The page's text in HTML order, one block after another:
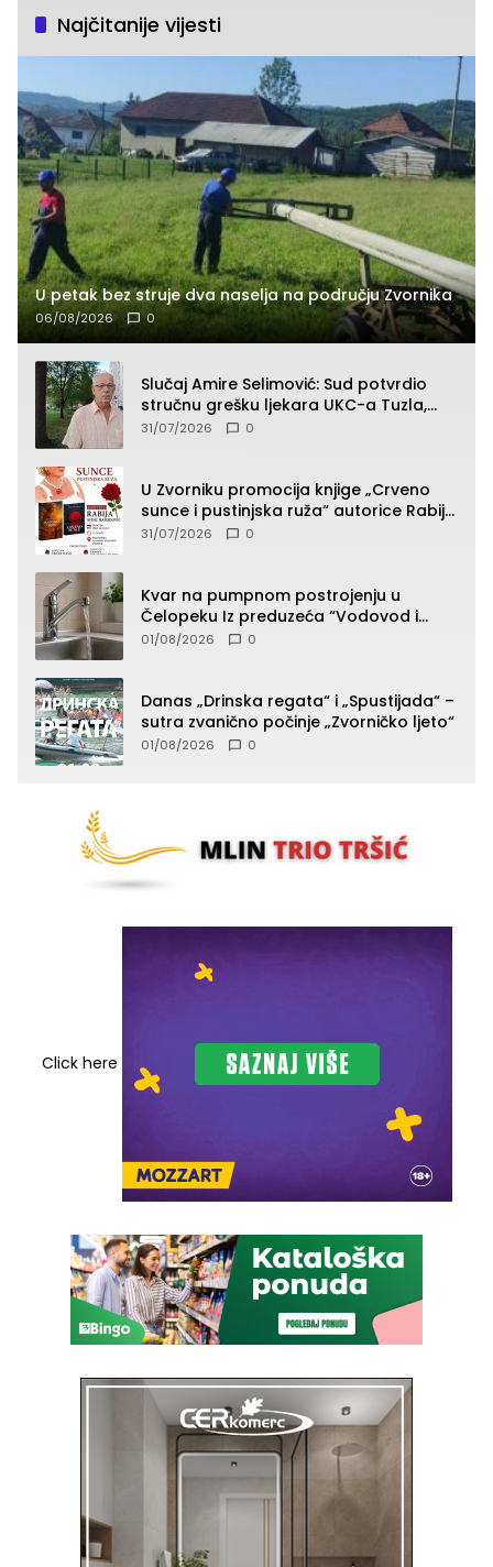
Najčitanije vijesti
U petak bez struje dva naselja na području Zvornika
06/08/2026 0
Slučaj Amire Selimović: Sud potvrdio
stručnu grešku ljekara UKC-a Tuzla,
presudan dokaz ostala obdukcija
31/07/2026 0
U Zvorniku promocija knjige „Crveno
sunce i pustinjska ruža“ autorice Rabije
Avdić-Hamidović
31/07/2026 0
Kvar na pumpnom postrojenju u
Čelopeku Iz preduzeća “Vodovod i
komunalije”
01/08/2026 0
Danas „Drinska regata“ i „Spustijada“ –
sutra zvanično počinje „Zvorničko ljeto“
01/08/2026 0
Click here